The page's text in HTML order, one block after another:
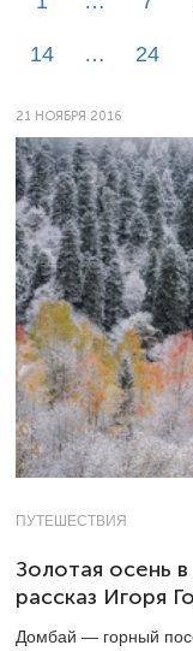
14 … 24
21 НОЯБРЯ 2016
ПУТЕШЕСТВИЯ
Золотая осень
рассказ Игоря
Домбай — горный